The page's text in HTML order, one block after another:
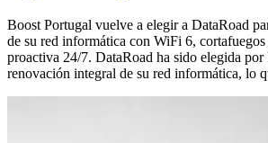
Boost Portugal vuelve a elegir a DataRoad
de su red informática con WiFi 6,
proactiva 24/7. DataRoad ha sido elegida
renovación integral de su red informática, lo